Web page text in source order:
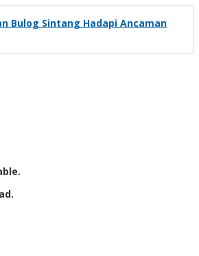
Bulog Sintang Hadapi Ancaman